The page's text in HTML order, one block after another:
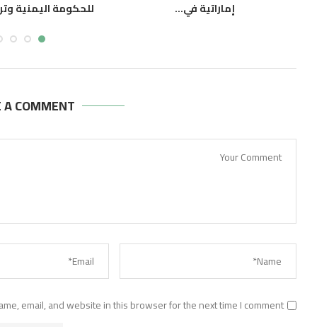
إماراتية في...
للحكومة اليمنية
أغسطس 8, 2026
A COMMENT
email, and website in this browser for the next time I comment.